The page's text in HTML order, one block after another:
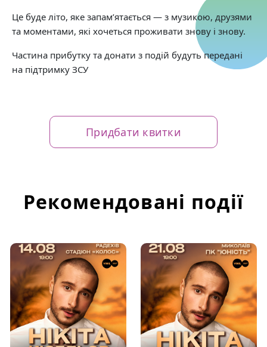
Це буде літо, яке запам’ятається — з музикою, друзями
та моментами, які хочеться проживати знову і знову.
Частина прибутку та донати з подій будуть передані
на підтримку ЗСУ
Придбати квитки
Рекомендовані події